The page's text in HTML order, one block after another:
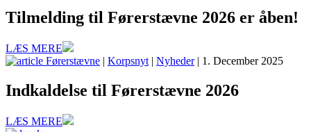
Tilmelding til Førerstævne 2026 er åben!
LÆS MERE
Førerstævne | Korpsnyt | Nyheder| 1. December 2025
Indkaldelse til Førerstævne 2026
LÆS MERE